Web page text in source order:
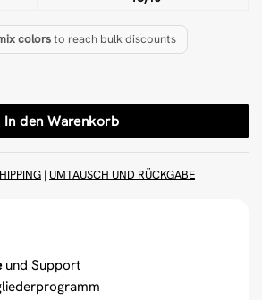
colorsto reach bulk discounts
Tufting-Garn Menge
In den Warenkorb
| UMTAUSCH UND RÜCKGABE
und Support